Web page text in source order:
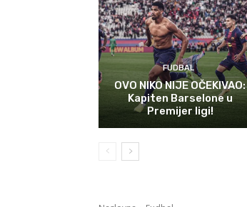
FUDBAL
OVO NIKO NIJE OČEKIVAO:
Kapiten Barselone u
Premijer ligi!